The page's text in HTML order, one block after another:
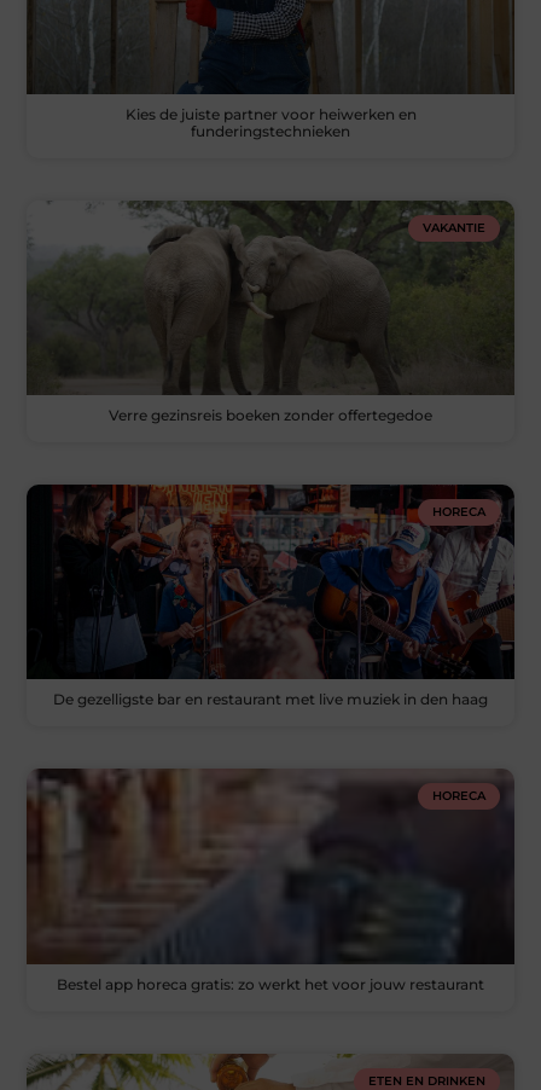
Kies de juiste partner voor heiwerken en
funderingstechnieken
VAKANTIE
Verre gezinsreis boeken zonder offertegedoe
HORECA
De gezelligste bar en restaurant met live muziek in den haag
HORECA
Bestel app horeca gratis: zo werkt het voor jouw restaurant
ETEN EN DRINKEN